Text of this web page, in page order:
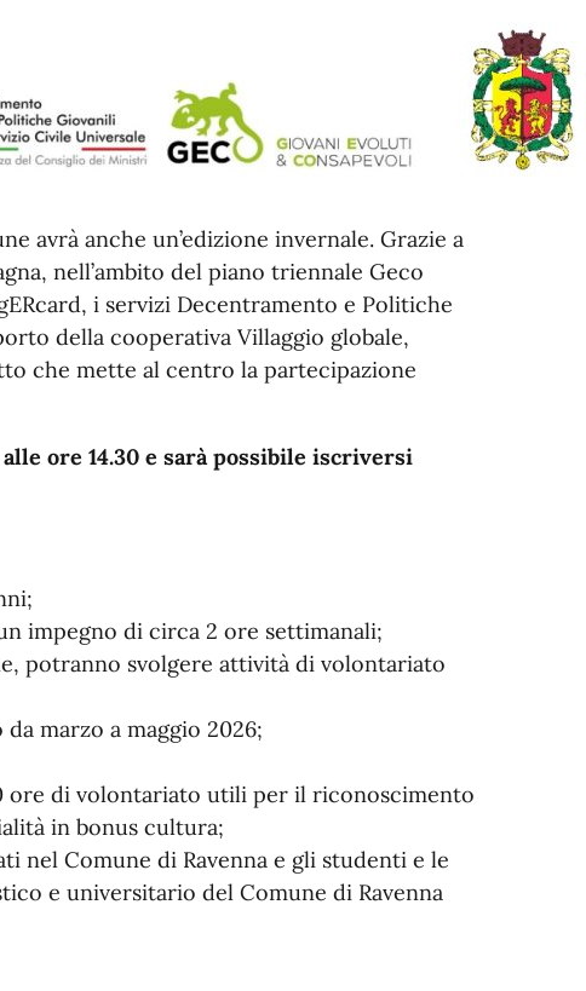
avrà anche un’edizione invernale. Grazie a
nell’ambito del piano triennale Geco
i servizi Decentramento e Politiche
della cooperativa Villaggio globale,
che mette al centro la partecipazione
ore 14.30 e sarà possibile iscriversi
impegno di circa 2 ore settimanali;
potranno svolgere attività di volontariato
marzo a maggio 2026;
ore di volontariato utili per il riconoscimento
in bonus cultura;
nel Comune di Ravenna e gli studenti e le
e universitario del Comune di Ravenna